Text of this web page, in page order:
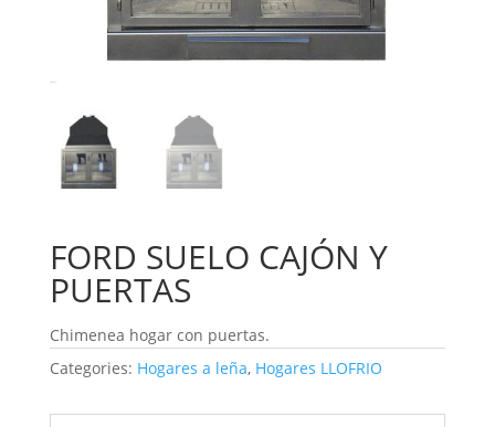
FORD SUELO CAJÓN Y
PUERTAS
Chimenea hogar con puertas.
Categories: Hogares a leña, Hogares LLOFRIO